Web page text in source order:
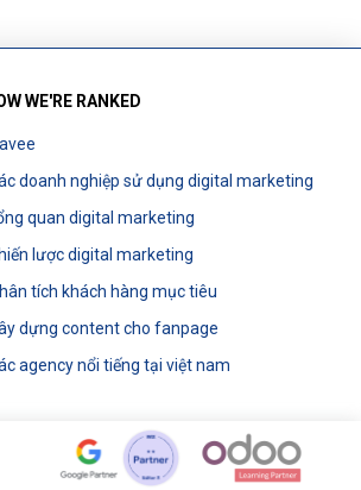
WE'RE RANKED
doanh nghiệp sử dụng digital marketing
quan digital marketing
lược digital marketing
tích khách hàng mục tiêu
dựng content cho fanpage
agency nổi tiếng tại việt nam